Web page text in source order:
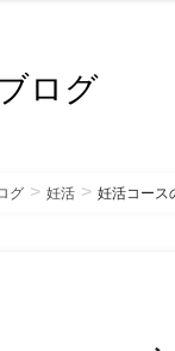
ログ
グ 妊活 妊活コース